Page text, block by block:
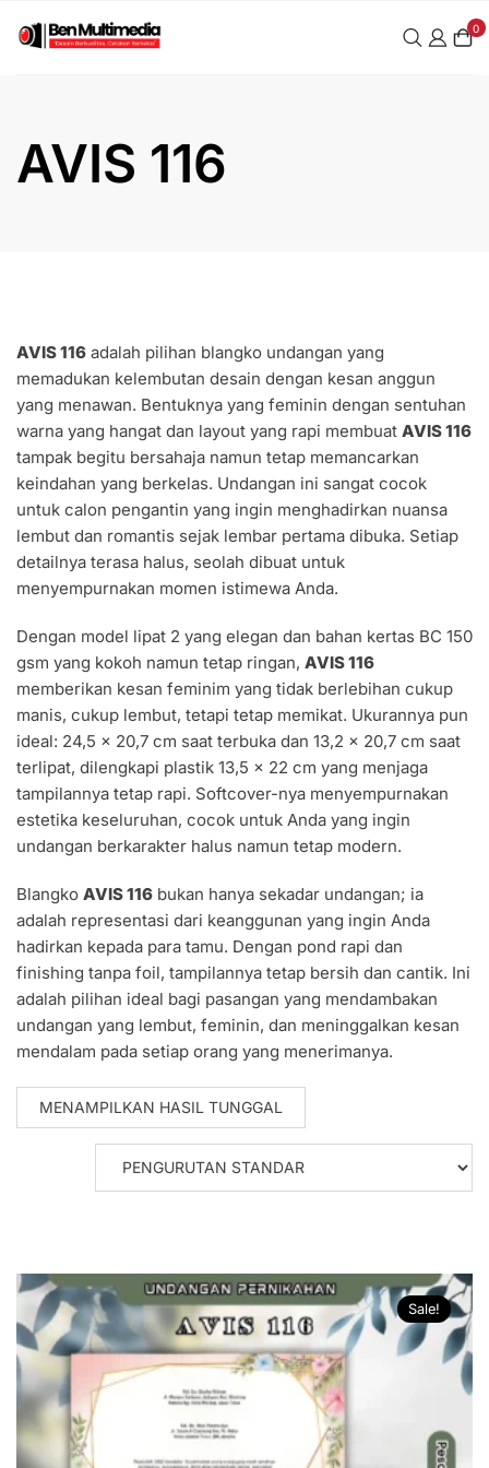
0
AVIS 116
AVIS 116 adalah pilihan blangko undangan yang
memadukan kelembutan desain dengan kesan anggun
yang menawan. Bentuknya yang feminin dengan sentuhan
warna yang hangat dan layout yang rapi membuat AVIS 116
tampak begitu bersahaja namun tetap memancarkan
keindahan yang berkelas. Undangan ini sangat cocok
untuk calon pengantin yang ingin menghadirkan nuansa
lembut dan romantis sejak lembar pertama dibuka. Setiap
detailnya terasa halus, seolah dibuat untuk
menyempurnakan momen istimewa Anda.
Dengan model lipat 2 yang elegan dan bahan kertas BC 150
gsm yang kokoh namun tetap ringan, AVIS 116
memberikan kesan feminim yang tidak berlebihan cukup
manis, cukup lembut, tetapi tetap memikat. Ukurannya pun
ideal: 24,5 × 20,7 cm saat terbuka dan 13,2 × 20,7 cm saat
terlipat, dilengkapi plastik 13,5 × 22 cm yang menjaga
tampilannya tetap rapi. Softcover-nya menyempurnakan
estetika keseluruhan, cocok untuk Anda yang ingin
undangan berkarakter halus namun tetap modern.
Blangko AVIS 116 bukan hanya sekadar undangan; ia
adalah representasi dari keanggunan yang ingin Anda
hadirkan kepada para tamu. Dengan pond rapi dan
finishing tanpa foil, tampilannya tetap bersih dan cantik. Ini
adalah pilihan ideal bagi pasangan yang mendambakan
undangan yang lembut, feminin, dan meninggalkan kesan
mendalam pada setiap orang yang menerimanya.
MENAMPILKAN HASIL TUNGGAL
Sale!